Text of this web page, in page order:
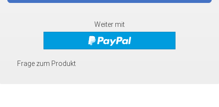
Weiter mit
Frage zum Produkt